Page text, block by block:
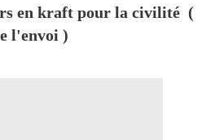
en kraft pour la civilité (
l'envoi )